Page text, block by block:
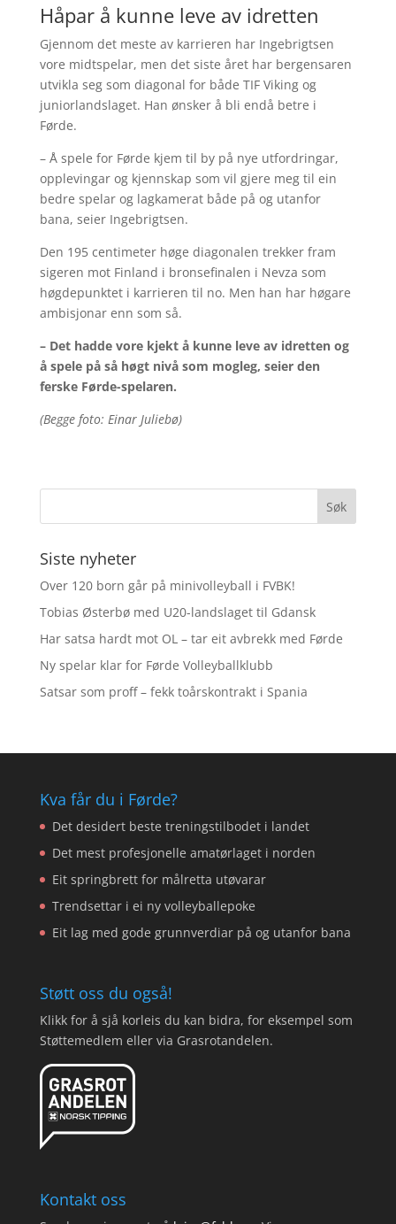
Håpar å kunne leve av idretten
Gjennom det meste av karrieren har Ingebrigtsen
vore midtspelar, men det siste året har bergensaren
utvikla seg som diagonal for både TIF Viking og
juniorlandslaget. Han ønsker å bli endå betre i
Førde.
– Å spele for Førde kjem til by på nye utfordringar,
opplevingar og kjennskap som vil gjere meg til ein
bedre spelar og lagkamerat både på og utanfor
bana, seier Ingebrigtsen.
Den 195 centimeter høge diagonalen trekker fram
sigeren mot Finland i bronsefinalen i Nevza som
høgdepunktet i karrieren til no. Men han har høgare
ambisjonar enn som så.
– Det hadde vore kjekt å kunne leve av idretten og
å spele på så høgt nivå som mogleg, seier den
ferske Førde-spelaren.
(Begge foto: Einar Juliebø)
Siste nyheter
Over 120 born går på minivolleyball i FVBK!
Tobias Østerbø med U20-landslaget til Gdansk
Har satsa hardt mot OL – tar eit avbrekk med Førde
Ny spelar klar for Førde Volleyballklubb
Satsar som proff – fekk toårskontrakt i Spania
Kva får du i Førde?
Det desidert beste treningstilbodet i landet
Det mest profesjonelle amatørlaget i norden
Eit springbrett for målretta utøvarar
Trendsettar i ei ny volleyballepoke
Eit lag med gode grunnverdiar på og utanfor bana
Støtt oss du også!
Klikk for å sjå korleis du kan bidra, for eksempel som
Støttemedlem eller via Grasrotandelen.
Kontakt oss